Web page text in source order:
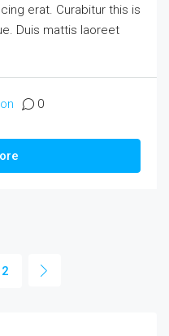
erat. Curabitur this is
Duis mattis laoreet
0
2